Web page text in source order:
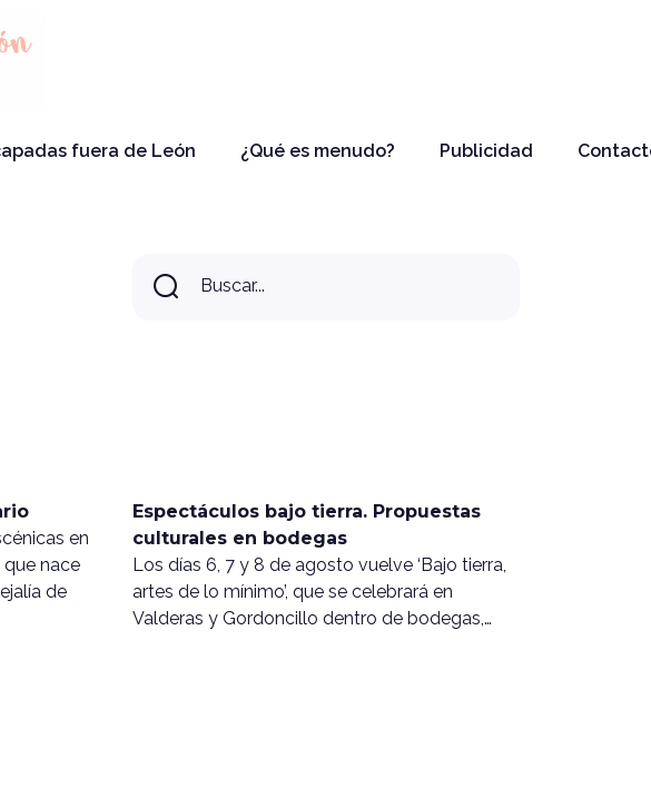
fuera de León ¿Qué es menudo? Publicidad
Buscar...
Buscar
en
nace
de
Espectáculos bajo tierra. Propuestas
culturales en bodegas
Los días 6, 7 y 8 de agosto vuelve ‘Bajo tierra,
artes de lo mínimo’, que se celebrará en
Valderas y Gordoncillo dentro de bodegas,…